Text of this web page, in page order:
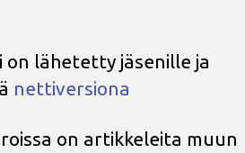
on lähetetty jäsenille ja
nettiversiona
on artikkeleita muun